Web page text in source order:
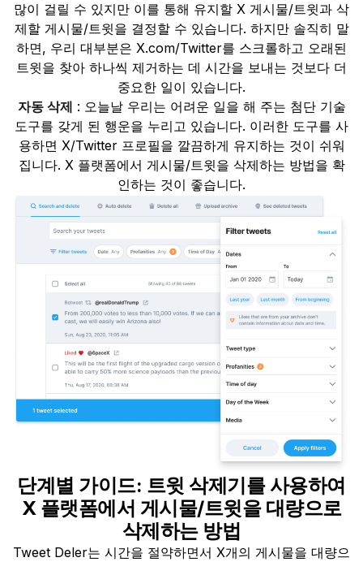
많이 걸릴 수 있지만 이를 통해 유지할 X 게시물/트윗과 삭
제할 게시물/트윗을 결정할 수 있습니다. 하지만 솔직히 말
하면, 우리 대부분은 X.com/Twitter를 스크롤하고 오래된
트윗을 찾아 하나씩 제거하는 데 시간을 보내는 것보다 더
중요한 일이 있습니다.
자동 삭제 : 오늘날 우리는 어려운 일을 해 주는 첨단 기술
도구를 갖게 된 행운을 누리고 있습니다. 이러한 도구를 사
용하면 X/Twitter 프로필을 깔끔하게 유지하는 것이 쉬워
집니다. X 플랫폼에서 게시물/트윗을 삭제하는 방법을 확
인하는 것이 좋습니다.
단계별 가이드: 트윗 삭제기를 사용하여
X 플랫폼에서 게시물/트윗을 대량으로
삭제하는 방법
Tweet Deler는 시간을 절약하면서 X개의 게시물을 대량으